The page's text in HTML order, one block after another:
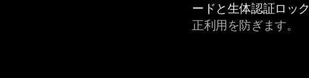
ードと生体認証ロック
正利用を防ぎます。